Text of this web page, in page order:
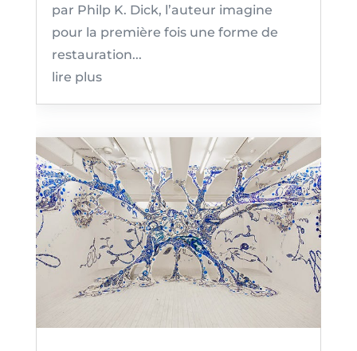
par Philp K. Dick, l’auteur imagine
pour la première fois une forme de
restauration...
lire plus